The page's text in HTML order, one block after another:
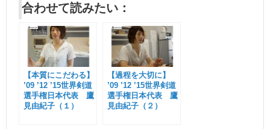
合わせて読みたい：
【本質にこだわる】
’09 ’12 ’15世界剣道
選手権日本代表 鷹
見由紀子（１）
【過程を大切に】
’09 ’12 ’15世界剣道
選手権日本代表 鷹
見由紀子（２）